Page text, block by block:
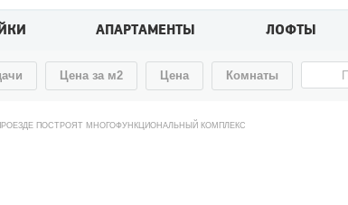
АПАРТАМЕНТЫ ЛОФТЫ
Цена за м2 Цена Комнаты
ПОСТРОЯТ МНОГОФУНКЦИОНАЛЬНЫЙ КОМПЛЕКС